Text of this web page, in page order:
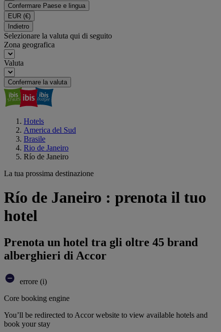
Confermare Paese e lingua
EUR (€)
Indietro
Selezionare la valuta qui di seguito
Zona geografica
Valuta
Confermare la valuta
Hotels
America del Sud
Brasile
Rio de Janeiro
Río de Janeiro
La tua prossima destinazione
Río de Janeiro : prenota il tuo
hotel
Prenota un hotel tra gli oltre 45 brand
alberghieri di Accor
errore (i)
Core booking engine
You’ll be redirected to Accor website to view available hotels and
book your stay